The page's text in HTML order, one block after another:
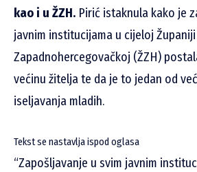
kao i u ŽZH. Pirić istaknula kako je
javnim institucijama u cijeloj Županiji
Zapadnohercegovačkoj (ŽZH)
većinu žitelja te da je to jedan od
iseljavanja mladih.
Tekst se nastavlja ispod oglasa
“Zapošljavanje u svim javnim